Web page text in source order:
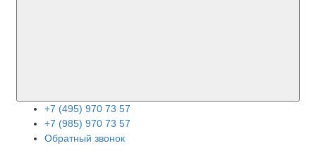
+7 (495) 970 73 57
+7 (985) 970 73 57
Обратный звонок